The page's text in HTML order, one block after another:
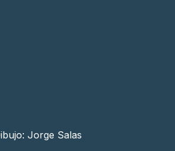
Jorge Salas